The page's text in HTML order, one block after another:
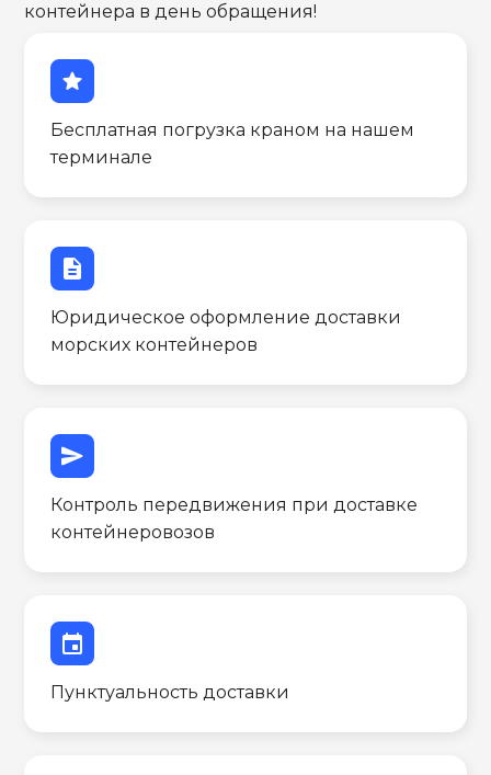
контейнера в день обращения!
star
Бесплатная погрузка краном на нашем
терминале
description
Юридическое оформление доставки
морских контейнеров
send
Контроль передвижения при доставке
контейнеровозов
event
Пунктуальность доставки